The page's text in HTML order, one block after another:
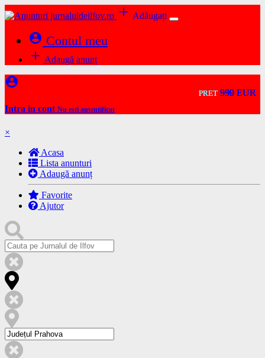
add Adăugați
account_circle Contul meu
add Adaugă anunț
account_circle
Intra in cont Nu esti autentificat
×
Acasa
Lista anunturi
Adaugă anunț
Favorite
Ajutor
PRET 599 EUR
PRET 599 EUR
PRET 950 EUR
PRET 950 EUR